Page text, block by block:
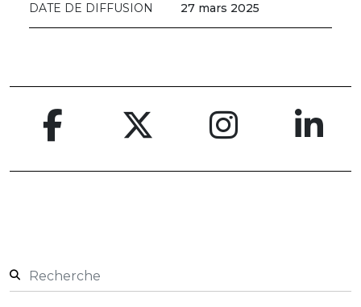
DATE DE DIFFUSION 27 mars 2025